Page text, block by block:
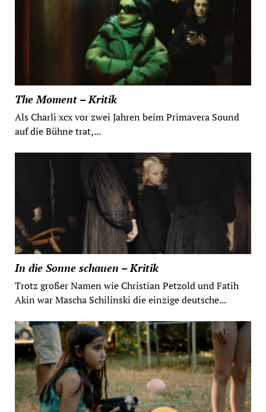
The Moment – Kritik
Als Charli xcx vor zwei Jahren beim Primavera Sound
auf die Bühne trat,...
In die Sonne schauen – Kritik
Trotz großer Namen wie Christian Petzold und Fatih
Akin war Mascha Schilinski die einzige deutsche...